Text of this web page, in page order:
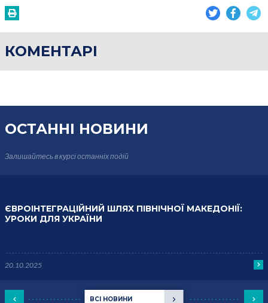
КОМЕНТАРІ
ОСТАННІ НОВИНИ
Залишайтесь в курсіостанніх подій
ВСІ НОВИНИ
ЄВРОІНТЕГРАЦІЙНИЙ ШЛЯХ ПІВНІЧНОЇ МАКЕДОНІЇ:
УРОКИ ДЛЯ УКРАЇНИ
20.10.2025